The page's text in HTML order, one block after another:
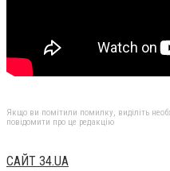
Якщо ви помітили помилку, виділіть
повідомити про це редакцію
САЙТ 34.UA